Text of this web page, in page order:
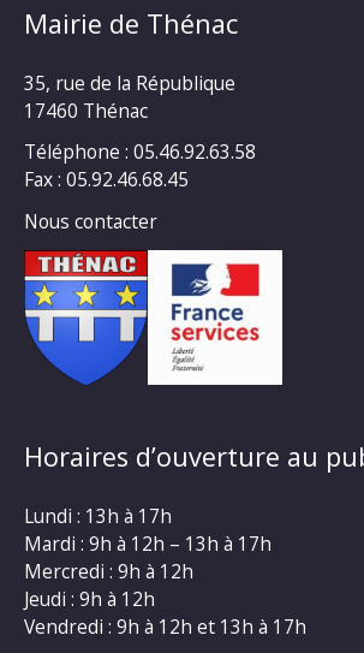
Mairie de Thénac
35, rue de la République
17460 Thénac
Téléphone : 05.46.92.63.58
Fax : 05.92.46.68.45
Nous contacter
Horaires d’ouverture au
Lundi : 13h à 17h
Mardi : 9h à 12h – 13h à 17h
Mercredi : 9h à 12h
Jeudi : 9h à 12h
Vendredi : 9h à 12h et 13h à 17h